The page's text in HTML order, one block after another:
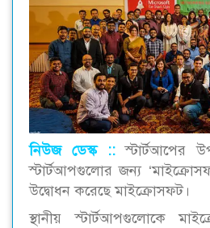
নিউজ ডেস্ক ::স্টার্টআপের
স্টার্টআপগুলোর জন্য
উদ্বোধন করেছে মাইক্রোসফট।
স্থানীয় স্টার্টআপগুলোকে